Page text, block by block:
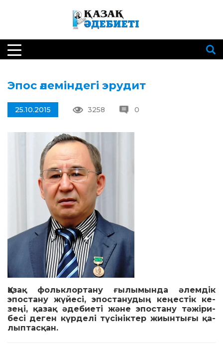
Эпос әлеміндегі эрудит
25.10.2015 3258 0
Қ
азақ фольклортану ғылымында әлемдік
эпос­тану жүйесі, эпостанудың кеңестік ке­
зеңі, қазақ әдебиеті және эпостану тәжі­ри­
бесі деген күрделі түсініктер жиынты­ғы қа­
лып­тасқан.